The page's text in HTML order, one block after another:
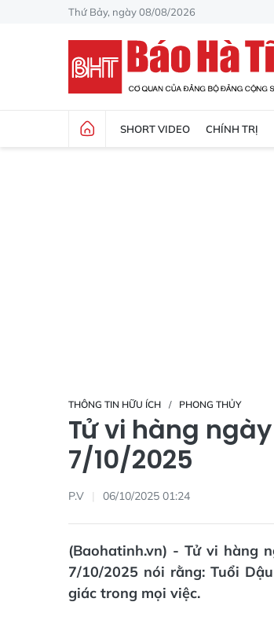
Thứ Bảy, ngày 08/08/2026
SHORT VIDEO CHÍNH TRỊ
THÔNG TIN HỮU ÍCH PHONG THỦY
Tử vi hàng
7/10/2025
P.V 06/10/2025 01:24
(Baohatinh.vn) - Tử vi hàng
7/10/2025 nói rằng: Tuổi
giác trong mọi việc.